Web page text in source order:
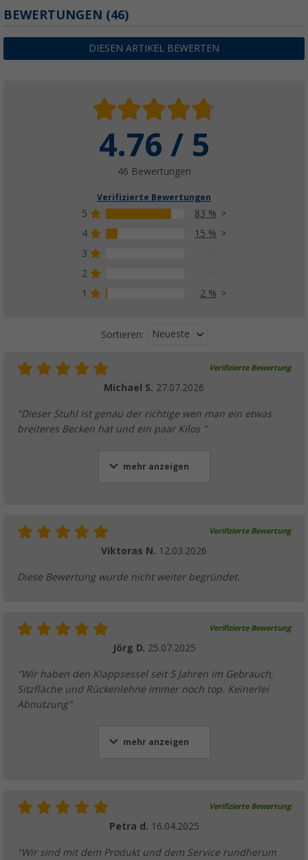
BEWERTUNGEN (46)
DIESEN ARTIKEL BEWERTEN
4.76 / 5
46 Bewertungen
Verifizierte Bewertungen
5
83 %
4
15 %
3
2
1
2 %
Sortieren: Neueste
Verifizierte Bewertung
Michael S. 27.07.2026
"Dieser Stuhl ist genau der richtige wen man ein etwas
breiteres Becken hat und ein paar Kilos "
mehr anzeigen
Verifizierte Bewertung
Viktoras N. 12.03.2026
Diese Bewertung wurde nicht weiter begründet.
Verifizierte Bewertung
Jörg D. 25.07.2025
"Wir haben den Klappsessel seit 5 Jahren im Gebrauch,
Sitzfläche und Rückenlehne immer noch top. Keinerlei
Abnutzung"
mehr anzeigen
Verifizierte Bewertung
Petra d. 16.04.2025
"Wir sind mit dem Produkt und dem Service rundherum